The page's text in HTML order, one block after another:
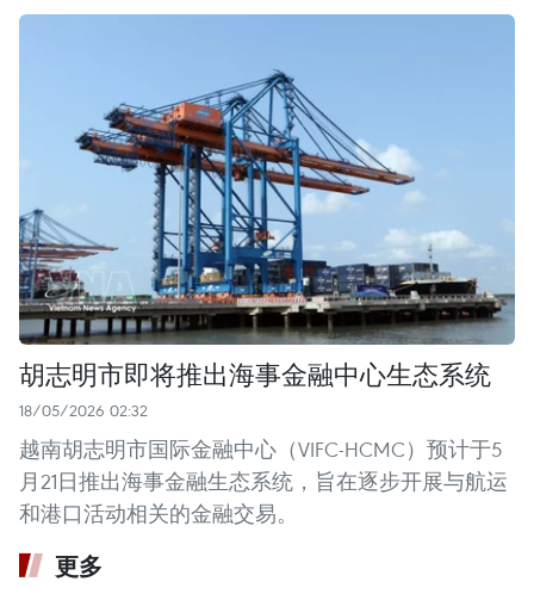
胡志明市即将推出海事金融中心生态系统
18/05/2026 02:32
越南胡志明市国际金融中心（VIFC-HCMC）预计于5
月21日推出海事金融生态系统，旨在逐步开展与航运
和港口活动相关的金融交易。
更多